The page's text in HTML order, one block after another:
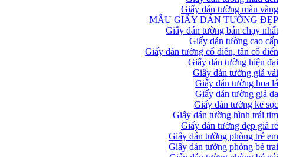
Giấy dán tường màu vàng
MẪU GIẤY DÁN TƯỜNG ĐẸP
Giấy dán tường bán chạy nhất
Giấy dán tường cao cấp
Giấy dán tường cổ điển, tân cổ điển
Giấy dán tường hiện đại
Giấy dán tường giả vải
Giấy dán tường hoa lá
Giấy dán tường giả da
Giấy dán tường kẻ sọc
Giấy dán tường hình trái tim
Giấy dán tường đẹp giá rẻ
Giấy dán tường phòng trẻ em
Giấy dán tường phòng bé trai